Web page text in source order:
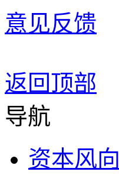
意见反馈
返回顶部
导航
资本风向